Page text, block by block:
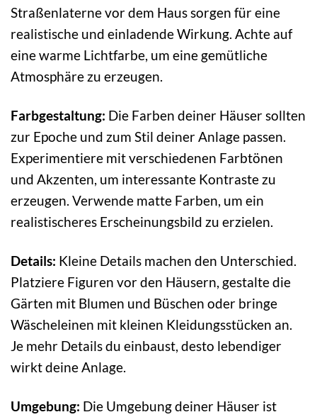
Straßenlaterne vor dem Haus sorgen für eine
realistische und einladende Wirkung. Achte auf
eine warme Lichtfarbe, um eine gemütliche
Atmosphäre zu erzeugen.
Farbgestaltung: Die Farben deiner Häuser sollten
zur Epoche und zum Stil deiner Anlage passen.
Experimentiere mit verschiedenen Farbtönen
und Akzenten, um interessante Kontraste zu
erzeugen. Verwende matte Farben, um ein
realistischeres Erscheinungsbild zu erzielen.
Details: Kleine Details machen den Unterschied.
Platziere Figuren vor den Häusern, gestalte die
Gärten mit Blumen und Büschen oder bringe
Wäscheleinen mit kleinen Kleidungsstücken an.
Je mehr Details du einbaust, desto lebendiger
wirkt deine Anlage.
Umgebung: Die Umgebung deiner Häuser ist